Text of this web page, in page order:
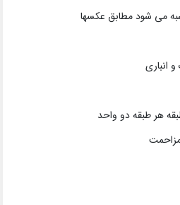
می شود مطابق عکسها
انباری
هر طبقه دو واحد